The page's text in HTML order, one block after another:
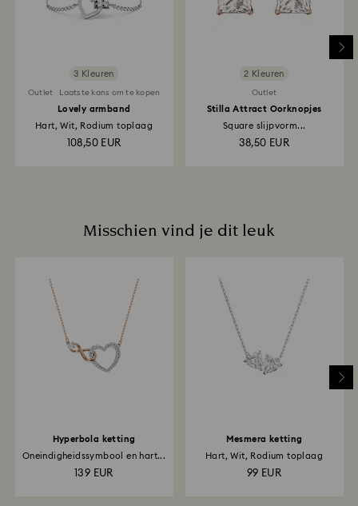
plaatsen. Het hele retour- en terugbetalingsproces
3 Kleuren
Outlet Laatste kans om te kopen
Lovely armband
Hart, Wit, Rodium toplaag
108,50 EUR
2 Kleuren
Outlet
Stilla Attract Oorknopjes
Square slijpvorm...
38,50 EUR
Misschien vind je dit leuk
Hyperbola ketting
Oneindigheidssymbool en hart...
139 EUR
Mesmera ketting
Hart, Wit, Rodium toplaag
99 EUR